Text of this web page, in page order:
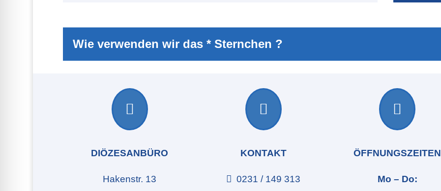
Wie verwenden wir das * Sternchen ?

DIÖZESANBÜRO
Hakenstr. 13

KONTAKT
0231 / 149 313

ÖFFNUNGSZEITEN
Mo – Do: